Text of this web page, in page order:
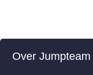
Over Jumpteam